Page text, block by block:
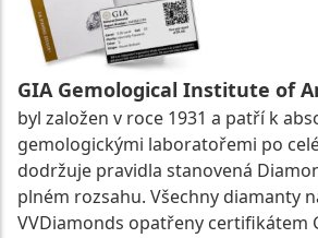
GIA Gemological Institute of
byl založen v roce 1931 a patří k
gemologickými laboratořemi po
dodržuje pravidla stanovená
plném rozsahu. Všechny diamanty
VVDiamonds opatřeny certifikátem